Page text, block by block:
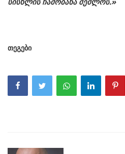
თეგები